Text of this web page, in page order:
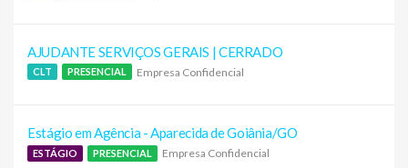
AJUDANTE SERVIÇOS GERAIS | CERRADO
CLT PRESENCIAL Empresa Confidencial
Estágio em Agência - Aparecida de Goiânia/GO
ESTÁGIO PRESENCIAL Empresa Confidencial